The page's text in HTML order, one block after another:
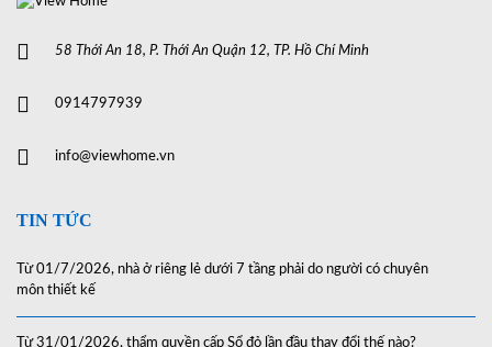
58 Thới An 18, P. Thới An Quận 12, TP. Hồ Chí Minh
0914797939
info@viewhome.vn
TIN TỨC
Từ 01/7/2026, nhà ở riêng lẻ dưới 7 tầng phải do người có chuyên
môn thiết kế
Từ 31/01/2026, thẩm quyền cấp Sổ đỏ lần đầu thay đổi thế nào?